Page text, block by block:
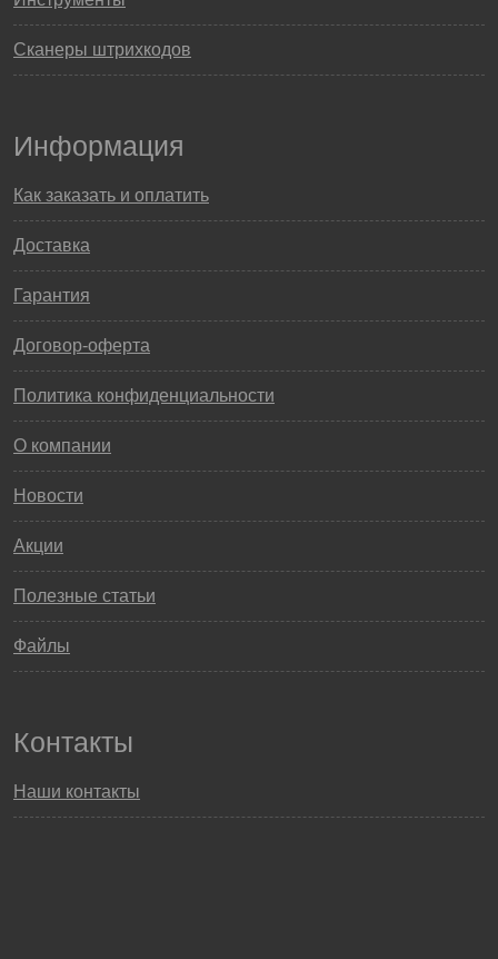
Сканеры штрихкодов
Информация
Как заказать и оплатить
Доставка
Гарантия
Договор-оферта
Политика конфиденциальности
О компании
Новости
Акции
Полезные статьи
Файлы
Контакты
Наши контакты